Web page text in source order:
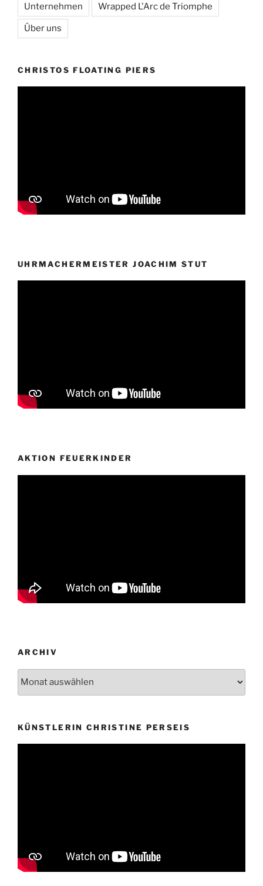
Unternehmen Wrapped L'Arc de Triomphe
Über uns
CHRISTOS FLOATING PIERS
UHRMACHERMEISTER JOACHIM STUT
AKTION FEUERKINDER
ARCHIV
KÜNSTLERIN CHRISTINE PERSEIS